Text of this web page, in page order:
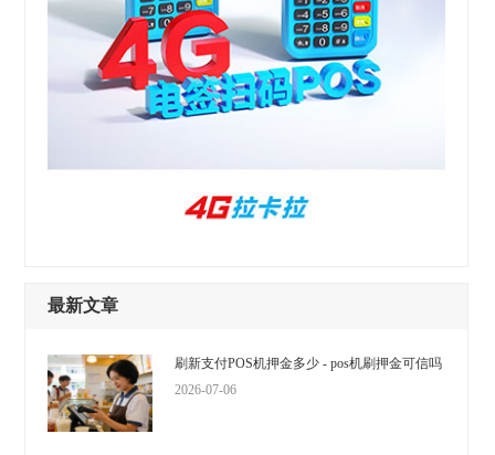
最新文章
刷新支付POS机押金多少 - pos机刷押金可信吗
2026-07-06